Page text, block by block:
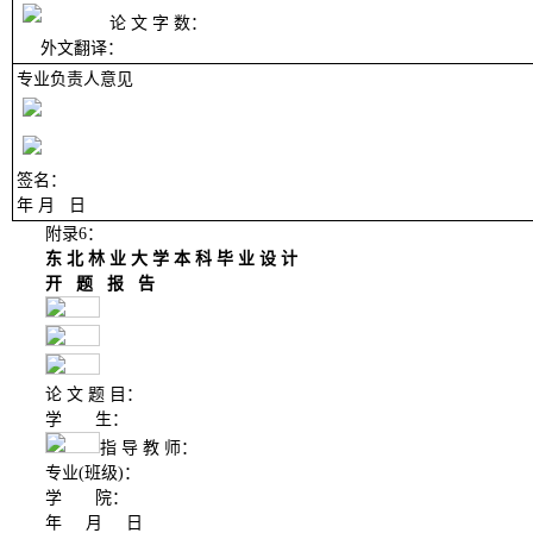
论 文 字 数：
外文翻译：
专业负责人意见
签名：
年 月
日
附录6：
东 北 林 业 大 学 本 科 毕 业 设 计
开
题 报 告
论 文 题 目：
学
生：
指 导 教 师：
专业(班级)：
学
院：
年
月
日